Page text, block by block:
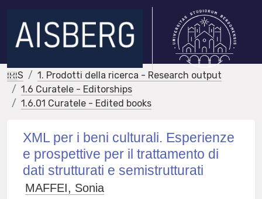
IRIS
1. Prodotti della ricerca - Research output
1.6 Curatele - Editorships
1.6.01 Curatele - Edited books
XML per i beni culturali. Esperienze
e prospettive per il trattamento di
dati strutturati e semistrutturati
MAFFEI, Sonia